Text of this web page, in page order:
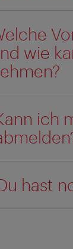
wie
ich
hast